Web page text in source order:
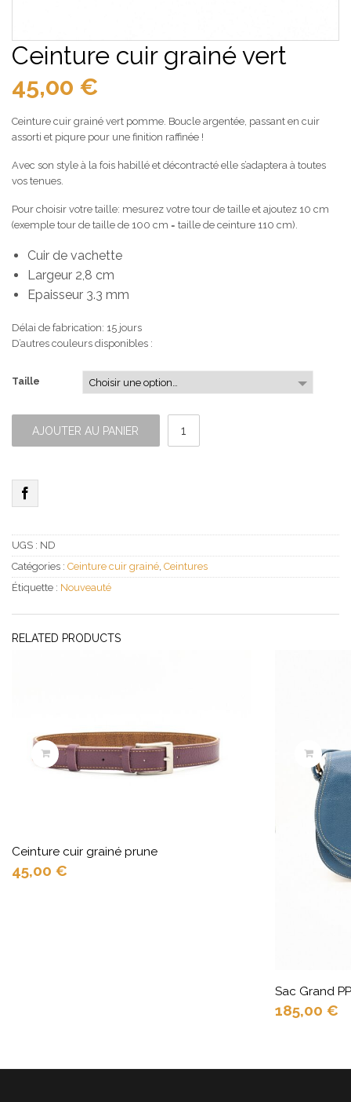
Ceinture cuir grainé vert
45,00 €
Ceinture cuir grainé vert pomme. Boucle argentée, passant en cuir
assorti et piqure pour une finition raffinée !
Avec son style à la fois habillé et décontracté elle s’adaptera à toutes
vos tenues.
Pour choisir votre taille: mesurez votre tour de taille et ajoutez 10 cm
(exemple tour de taille de 100 cm = taille de ceinture 110 cm).
Cuir de vachette
Largeur 2,8 cm
Epaisseur 3.3 mm
Délai de fabrication: 15 jours
D’autres couleurs disponibles :
Taille
AJOUTER AU PANIER
quantité
Ceinture
vert
UGS : ND
Catégories : Ceinture cuir grainé, Ceintures
Étiquette : Nouveauté
RELATED PRODUCTS
Ceinture cuir grainé prune
45,00 €
Sac Grand
185,00 €